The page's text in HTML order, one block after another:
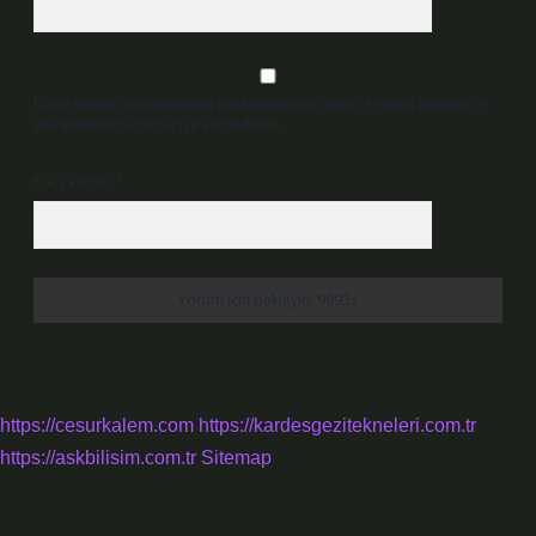
Daha sonraki yorumlarımda kullanılması için adım, e-posta adresim ve
site adresim bu tarayıcıya kaydedilsin.
5 + 3 kaçtır?
https://cesurkalem.com https://kardesgezitekneleri.com.tr
https://askbilisim.com.tr Sitemap